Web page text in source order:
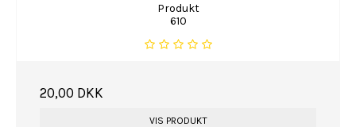
Produkt
610
20,00 DKK
VIS PRODUKT